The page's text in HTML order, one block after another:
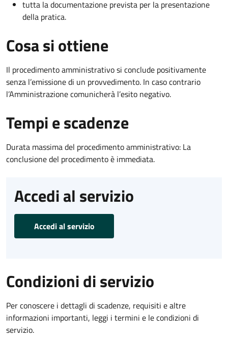
tutta la documentazione prevista per la presentazione
della pratica.
Cosa si ottiene
Il procedimento amministrativo si conclude positivamente
senza l’emissione di un provvedimento. In caso contrario
l’Amministrazione comunicherà l’esito negativo.
Tempi e scadenze
Durata massima del procedimento amministrativo: La
conclusione del procedimento è immediata.
Accedi al servizio
Accedi al servizio
Condizioni di servizio
Per conoscere i dettagli di scadenze, requisiti e altre
informazioni importanti, leggi i termini e le condizioni di
servizio.